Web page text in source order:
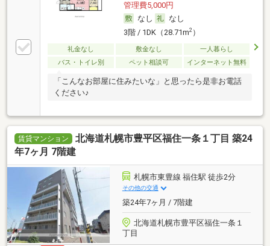
管理費5,000円
なし
なし
3階 / 1DK（28.71m2）
礼金なし 敷金なし
一人暮らし
バス・トイレ別
ペット相談可 インターネット無料
「こんなお部屋に住みたいな」と思ったら是非お電話
ください♪
賃貸マンション
北海道札幌市豊平区福住一条１丁目 築24
年7ヶ月 7階建
札幌市東豊線 福住駅 徒歩2分
その他の交通
築24年7ヶ月 / 7階建
北海道札幌市豊平区福住一条１
丁目